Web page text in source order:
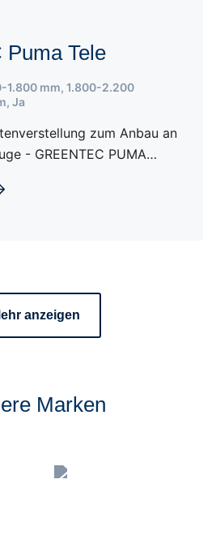
Puma Tele
1.800 mm, 1.800-2.200
, Ja
zum Anbau an
- GREENTEC PUMA…
anzeigen
Marken